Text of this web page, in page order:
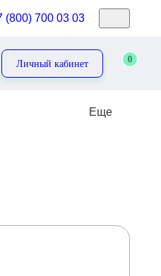
(800) 700 03 03
Личный кабинет 0
Еще